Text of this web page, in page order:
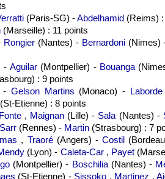
(Paris-SG) -Abdelhamid (Reims)
(Marseille) : 11 points
Rongier (Nantes) - Bernardoni(Nimes)
- Aguilar(Montpellier) - Bouanga
: 9 points
-Gelson Martins (Monaco) - Laborde
(St-Etienne) : 8 points
Fonte, Maignan (Lille) - Sala (Nantes) -
Sarr (Rennes) - Martin (Strasbourg) : 7
, Traoré(Angers) - Costil
(Lyon) - Caleta-Car, Payet
(Montpellier) - Boschilia(Nantes) -
(St-Etienne) - Sissoko , Martinez ,